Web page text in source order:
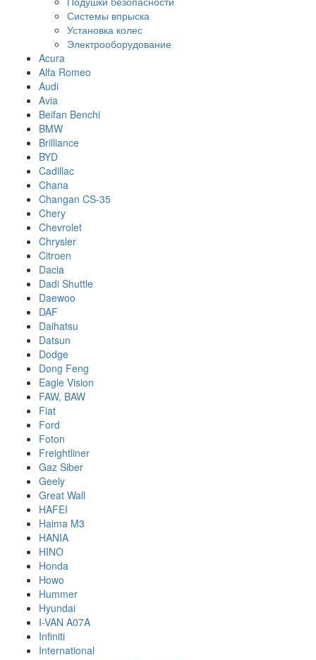
Системы впрыска
Установка колес
Электрооборудование
Acura
Alfa Romeo
Audi
Avia
Beifan Benchi
BMW
Brilliance
BYD
Cadillac
Chana
Changan CS-35
Chery
Chevrolet
Chrysler
Citroen
Dacia
Dadi Shuttle
Daewoo
DAF
Daihatsu
Datsun
Dodge
Dong Feng
Eagle Vision
FAW, BAW
Fiat
Ford
Foton
Freightliner
Gaz Siber
Geely
Great Wall
HAFEI
Haima M3
HANIA
HINO
Honda
Howo
Hummer
Hyundai
I-VAN A07A
Infiniti
International